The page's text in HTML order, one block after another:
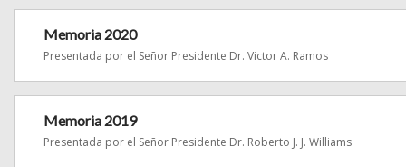
Memoria 2020
Presentada por el Señor Presidente Dr. Victor A. Ramos
Memoria 2019
Presentada por el Señor Presidente Dr. Roberto J. J. Williams